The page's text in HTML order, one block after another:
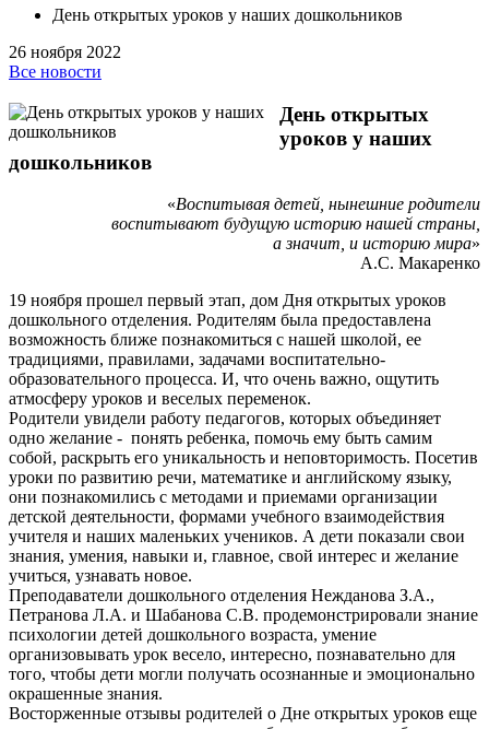
День открытых уроков у наших дошкольников
26 ноября 2022
Все новости
День открытых
уроков у наших
дошкольников
«Воспитывая детей, нынешние родители
воспитывают будущую историю нашей страны,
а значит, и историю мира»
А.С. Макаренко
19 ноября прошел первый этап, дом Дня открытых уроков
дошкольного отделения. Родителям была предоставлена
возможность ближе познакомиться с нашей школой, ее
традициями, правилами, задачами воспитательно-
образовательного процесса. И, что очень важно, ощутить
атмосферу уроков и веселых переменок.
Родители увидели работу педагогов, которых объединяет
одно желание - понять ребенка, помочь ему быть самим
собой, раскрыть его уникальность и неповторимость. Посетив
уроки по развитию речи, математике и английскому языку,
они познакомились с методами и приемами организации
детской деятельности, формами учебного взаимодействия
учителя и наших маленьких учеников. А дети показали свои
знания, умения, навыки и, главное, свой интерес и желание
учиться, узнавать новое.
Преподаватели дошкольного отделения Нежданова З.А.,
Петранова Л.А. и Шабанова С.В. продемонстрировали знание
психологии детей дошкольного возраста, умение
организовывать урок весело, интересно, познавательно для
того, чтобы дети могли получать осознанные и эмоционально
окрашенные знания.
Восторженные отзывы родителей о Дне открытых уроков еще